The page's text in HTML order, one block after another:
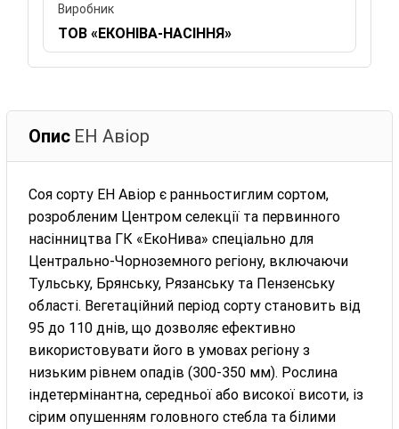
Виробник
ТОВ «ЕКОНІВА-НАСІННЯ»
Опис ЕН Авіор
Соя сорту ЕН Авіор є ранньостиглим сортом,
розробленим Центром селекції та первинного
насінництва ГК «ЕкоНива» спеціально для
Центрально-Чорноземного регіону, включаючи
Тульську, Брянську, Рязанську та Пензенську
області. Вегетаційний період сорту становить від
95 до 110 днів, що дозволяє ефективно
використовувати його в умовах регіону з
низьким рівнем опадів (300-350 мм). Рослина
індетермінантна, середньої або високої висоти, із
сірим опушенням головного стебла та білими